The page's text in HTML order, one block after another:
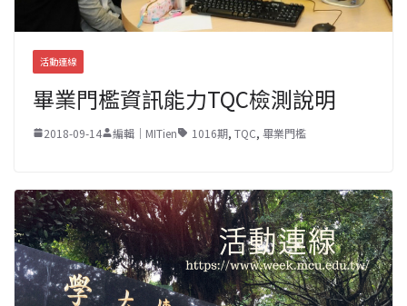
活動連線
畢業門檻資訊能力TQC檢測說明
2018-09-14 編輯｜MITien 1016期, TQC, 畢業門檻